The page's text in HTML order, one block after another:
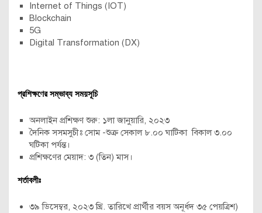
Internet of Things (IOT)
Blockchain
5G
Digital Transformation (DX)
প্রশিক্ষণের সম্ভাব্য সময়সূচি
অনলাইন প্রশিক্ষণ শুরু: ১লা জানুয়ারি, ২০২৩
দৈনিক সসমসুচীঃ সোম -শুক্র সেকাল ৮.০০ ঘাটিকা বিকাল ৩.০০
ঘটিকা পর্যন্ত।
প্রশিক্ষণের মেয়াদ: ৩ (তিন) মাস।
শর্তাবলীঃ
৩৯ ডিসেম্বর, ২০২৩ খ্রি. তারিখে প্রার্থীর বয়স অনূর্ধদ ৩৫ পেয়ত্রিশ)